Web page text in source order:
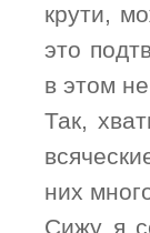
крути,
это
в этом
Так,
них
Сижу я